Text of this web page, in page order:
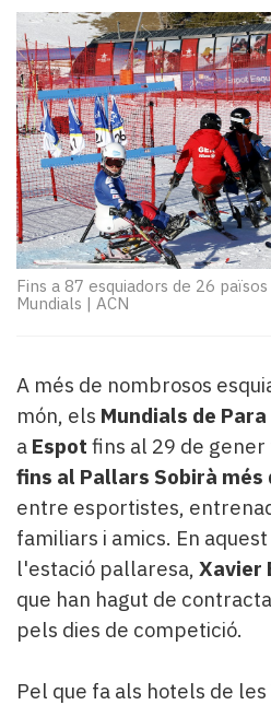
i
mitjans
El
temps
Reportatges
Entrevistes
Enquestes
A
escena!
Dis
la
teva!
Subscriptors
del
Pallars
Contingut
patrocinat
Lo
més
llegit...
Editorial
Fins a 87 esquiadors de 26
Mundials | ACN
A més de nombrosos
món, els Mundials de Para
a Espot fins al 29 de
fins al Pallars Sobirà més
entre esportistes,
familiars i amics. En
l'estació pallaresa, Xavier
que han hagut de
pels dies de competició.
Pel que fa als hotels de